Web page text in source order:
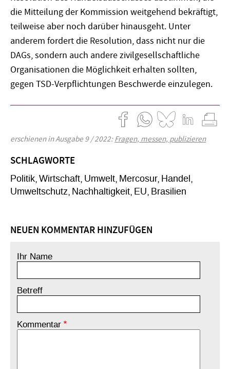
die Mitteilung der Kommission weitgehend bekräftigt,
teilweise aber noch darüber hinausgeht. Unter
anderem fordert die Resolution, dass nicht nur die
DAGs, sondern auch andere zivilgesellschaftliche
Organisationen die Möglichkeit erhalten sollten,
gegen TSD-Verpflichtungen Beschwerde einzulegen.
erschienen in Ausgabe 9 / 2022:Fragen, messen, publizieren
SCHLAGWORTE
Politik Wirtschaft Umwelt Mercosur Handel
Umweltschutz Nachhaltigkeit EU Brasilien
NEUEN KOMMENTAR HINZUFÜGEN
Ihr Name
Betreff
Kommentar